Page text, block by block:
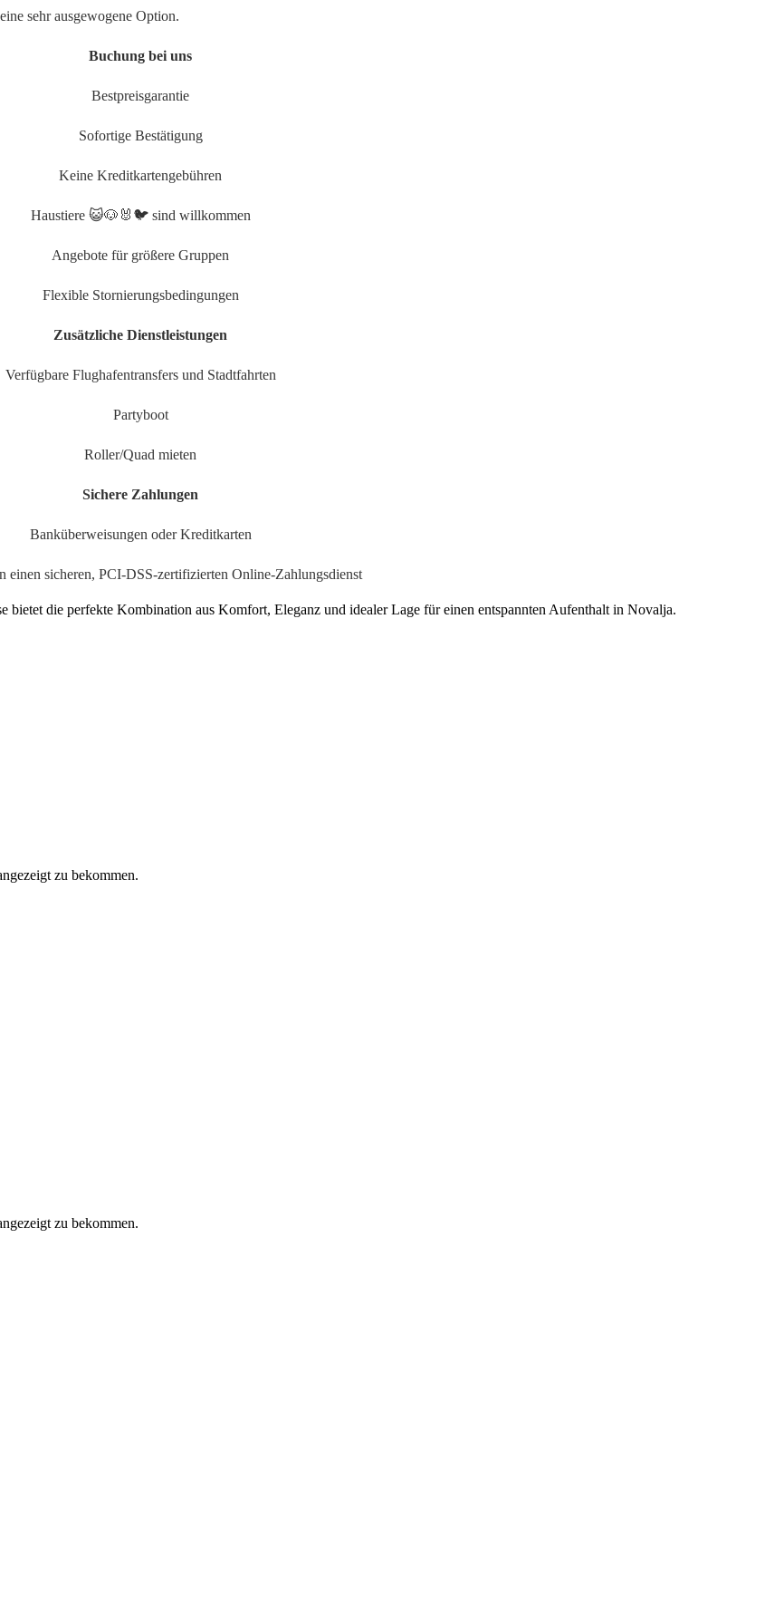
sehr ausgewogene Option.
Buchung bei uns
Bestpreisgarantie
Sofortige Bestätigung
Keine Kreditkartengebühren
Haustiere 😺🐶🐰🐦 sind willkommen
Angebote für größere Gruppen
Flexible Stornierungsbedingungen
Zusätzliche Dienstleistungen
Verfügbare Flughafentransfers und Stadtfahrten
Partyboot
Roller/Quad mieten
Sichere Zahlungen
Banküberweisungen oder Kreditkarten
einen sicheren, PCI-DSS-zertifizierten Online-Zahlungsdienst
bietet die perfekte Kombination aus Komfort, Eleganz und idealer Lage für einen entspannten Aufenthalt in Novalja.
zu bekommen.
zu bekommen.